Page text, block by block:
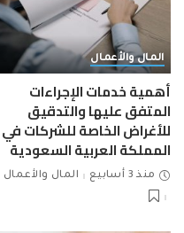
المال والأعمال
أهمية خدمات الإجراءات
المتفق عليها والتدقيق
للأغراض الخاصة للشركات في
المملكة العربية السعودية
منذ 3 أسابيع المال والأعمال